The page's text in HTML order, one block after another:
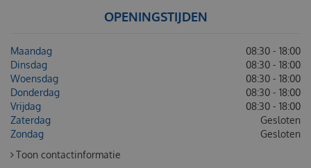
OPENINGSTIJDEN
Maandag
08:30 - 18:00
Dinsdag
08:30 - 18:00
Woensdag
08:30 - 18:00
Donderdag
08:30 - 18:00
Vrijdag
08:30 - 18:00
Zaterdag
Gesloten
Zondag
Gesloten
Toon contactinformatie